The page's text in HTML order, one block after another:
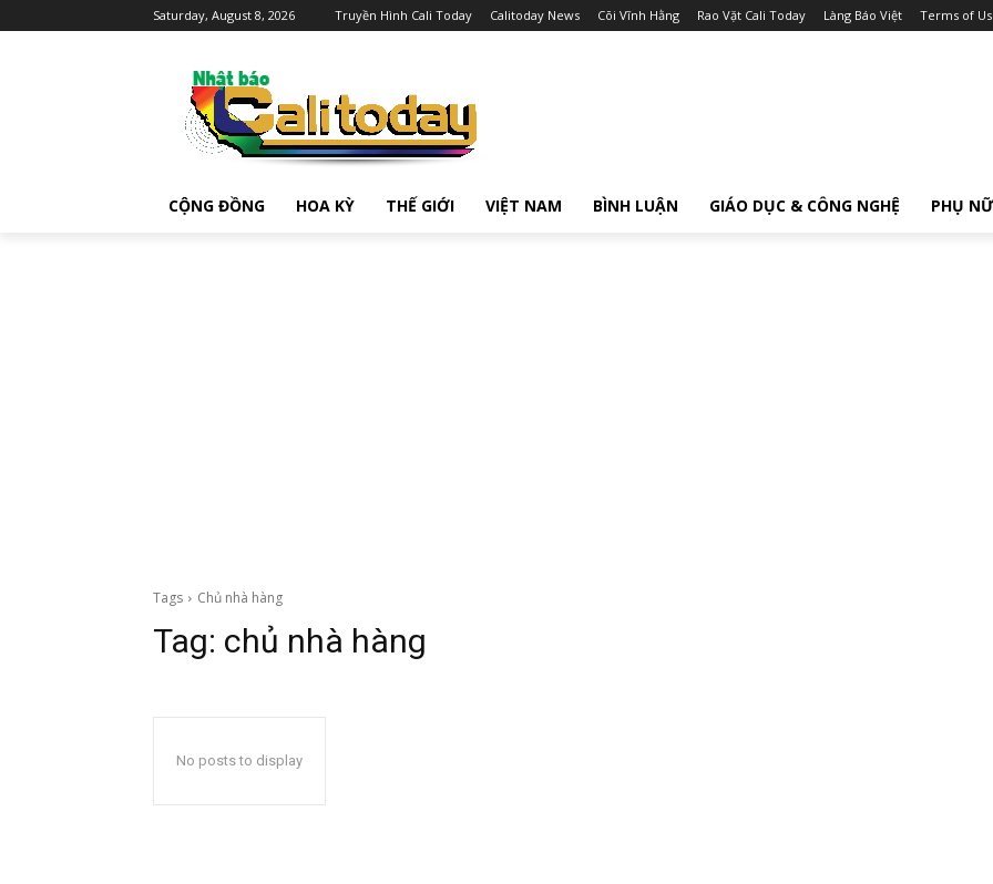
Saturday, August 8, 2026 Truyền Hình Cali Today Calitoday News Cõi Vĩnh Hằng Rao Vặt Cali Today Làng Báo Việt Terms of
CỘNG ĐỒNG HOA KỲ THẾ GIỚI VIỆT NAM BÌNH LUẬN GIÁO DỤC & CÔNG NGHỆ PHỤ NỮ
Tags Chủ nhà hàng
Tag: chủ nhà hàng
No posts to display